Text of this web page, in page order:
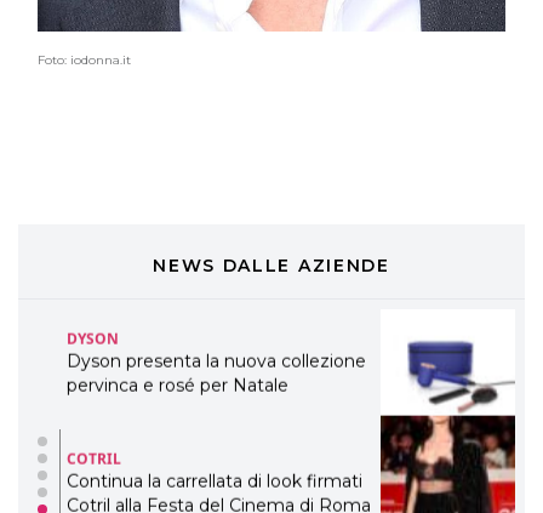
Foto: iodonna.it
NEWS DALLE AZIENDE
eco-sostenibile linea di prodotti
professionali
WELLNESS CONGRESS 2022: I
DYSON
Dyson presenta la nuova collezione
pervinca e rosé per Natale
COTRIL
Continua la carrellata di look firmati
Cotril alla Festa del Cinema di Roma